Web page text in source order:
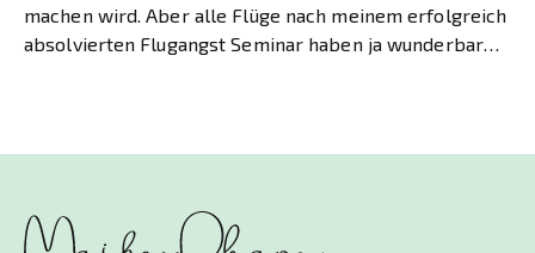
machen wird. Aber alle Flüge nach meinem erfolgreich
absolvierten Flugangst Seminar haben ja wunderbar